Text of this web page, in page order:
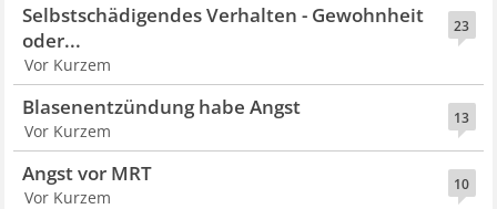
23
Selbstschädigendes Verhalten - Gewohnheit
oder...
Vor Kurzem
13
Blasenentzündung habe Angst
Vor Kurzem
10
Angst vor MRT
Vor Kurzem